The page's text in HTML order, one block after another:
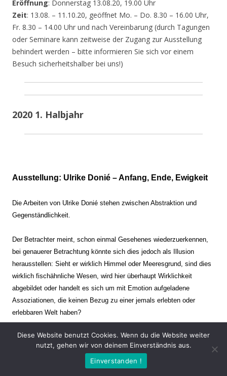
Eröffnung: Donnerstag 13.08.20, 19.00 Uhr
Zeit: 13.08. – 11.10.20, geöffnet Mo. – Do. 8.30 – 16.00 Uhr,
Fr. 8.30 – 14.00 Uhr und nach Vereinbarung (durch Tagungen
oder Seminare kann zeitweise der Zugang zur Ausstellung
behindert werden – bitte informieren Sie sich vor einem
Besuch sicherheitshalber bei uns!)
2020 1. Halbjahr
Ausstellung: Ulrike Donié – Anfang, Ende, Ewigkeit
Die Arbeiten von Ulrike Donié stehen zwischen Abstraktion und
Gegenständlichkeit.
Der Betrachter meint, schon einmal Gesehenes wiederzuerkennen,
bei genauerer Betrachtung könnte sich dies jedoch als Illusion
herausstellen: Sieht er wirklich Himmel oder Meeresgrund, sind dies
wirklich fischähnliche Wesen, wird hier überhaupt Wirklichkeit
abgebildet oder handelt es sich um mit Emotion aufgeladene
Assoziationen, die keinen Bezug zu einer jemals erlebten oder
erlebbaren Welt haben?
Verharren und Dynamik stehen sich dabei gegenüber. Zeit steht still
oder verrinnt im Nu. Es soll dabei eine Spannung, auch farblich, bis
zur Schmerzgrenze erzeugt werden. Die Arbeiten stellen ambivalente
Diese Website benutzt Cookies. Wenn du die Website weiter
nutzt, gehen wir von deinem Einverständnis aus.
Einverstanden !